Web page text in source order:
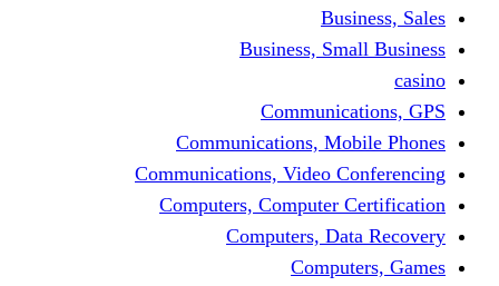
Business,
Communications,
Communications, Video
Computers, Computer
Computers,